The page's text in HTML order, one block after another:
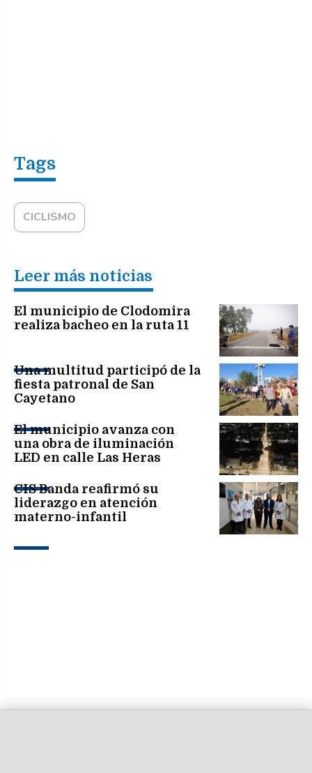
CICLISMO
Leer más noticias
El municipio de Clodomira
realiza bacheo en la ruta 11
Una multitud participó de la
fiesta patronal de San
Cayetano
El municipio avanza con
una obra de iluminación
LED en calle Las Heras
CIS Banda reafirmó su
liderazgo en atención
materno-infantil